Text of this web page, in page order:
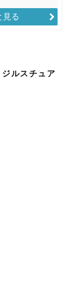
見る
ルスチュア